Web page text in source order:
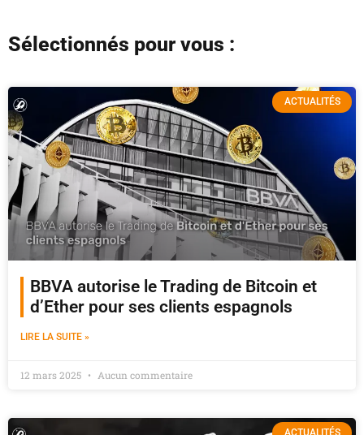
Sélectionnés pour vous :
ACTUALITÉS
BBVA autorise le Trading de Bitcoin et
d’Ether pour ses clients espagnols
LIRE LA SUITE »
12 mars 2025 Aucun commentaire